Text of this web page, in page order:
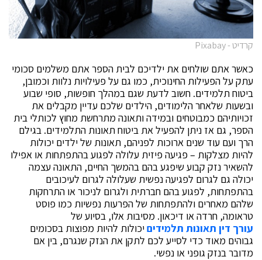
קרדיט - Pixabay
כאשר אתם שולחים את ילדיכם לבית הספר אתם משלמים סכומי
עתק על הפעילות החינוכית, כמו גם על פעילויות נלוות וכמובן,
ביטוח תלמידים. חשוב לדעת שגם במהלך חופשות, סופי שבוע
ובשעות שלאחר הלימודים, הילדים שלכם עדיין מקבלים את
זכויותיהם כמבוטחים ובמידה ותאונה מתרחשת מחוץ לכותלי בית
הספר, גם אז ניתן להפעיל את ביטוח תאונות התלמידים. בגילם
הרך ועם עוד שנים ארוכות לפניהם, תאונות של ילדים יכולות
להיות מצלקות – פגיעה פיזית עלולה לפגוע בהתפתחות או אפילו
להשאיר נזק קבוע שיפגע בהם בהמשך החיים, התאונה עצמה
יכולה גם לגרום לפגיעה נפשית שעלולה לגרום לעיכובים
בהתפתחות, לפגוע בהם חברתית ולגרום לניכור או התרחקות
שלהם מאחרים ולהתפתחות של הפרעות נפשיות כמו פוסט
טראומה, חרדה או דיכאון. מסיבות אלו, בסיוע של
עורך דין תאונות תלמידיםיכולות להיות מפוצות בסכומים
גבוהים מאוד כדי לסייע לכם לתקן את הנזק שנגרם, בין אם
מדובר בנזק גופני או נפשי.